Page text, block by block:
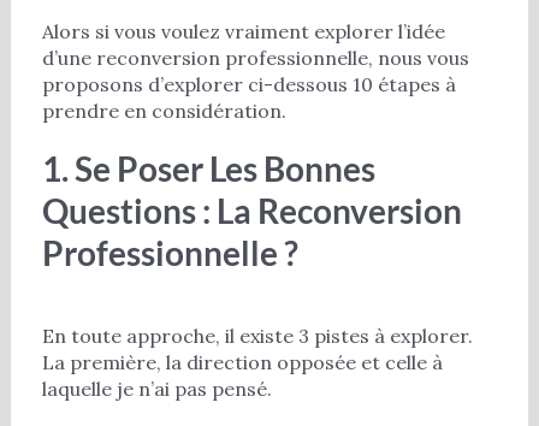
Alors si vous voulez vraiment explorer l’idée
d’une reconversion professionnelle, nous vous
proposons d’explorer ci-dessous 10 étapes à
prendre en considération.
1. Se Poser Les Bonnes
Questions : La Reconversion
Professionnelle ?
En toute approche, il existe 3 pistes à explorer.
La première, la direction opposée et celle à
laquelle je n’ai pas pensé.